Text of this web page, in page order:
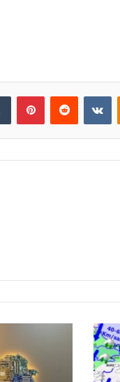
Tumblr PinterestReddit